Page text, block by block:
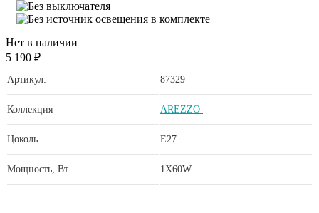
Нет в наличии
5 190 ₽
Артикул: 87329
Коллекция AREZZO
Цоколь E27
Мощность, Вт 1X60W